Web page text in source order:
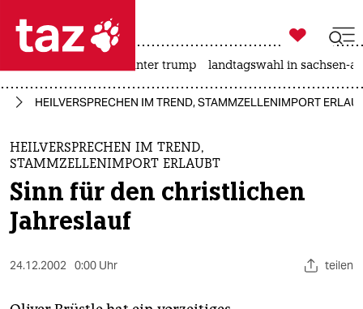
 taz zahl ich
taz zahl ich
themen
politik
öko
gesellschaft

taz zahl ich
usa unter trump landtagswahl in sachsen-
HEILVERSPRECHEN IM TREND, STAMMZELLENIMPORT
HEILVERSPRECHEN IM TREND,
STAMMZELLENIMPORT ERLAUBT
Sinn für den christlichen
Jahreslauf
24.12.2002 0:00 Uhr teilen